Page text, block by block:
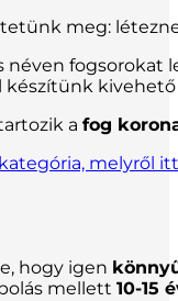
meg:
néven fogsorokat
a fog
melyről
hogy igen
mellett 10-15